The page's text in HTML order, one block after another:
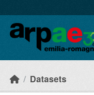
Datasets